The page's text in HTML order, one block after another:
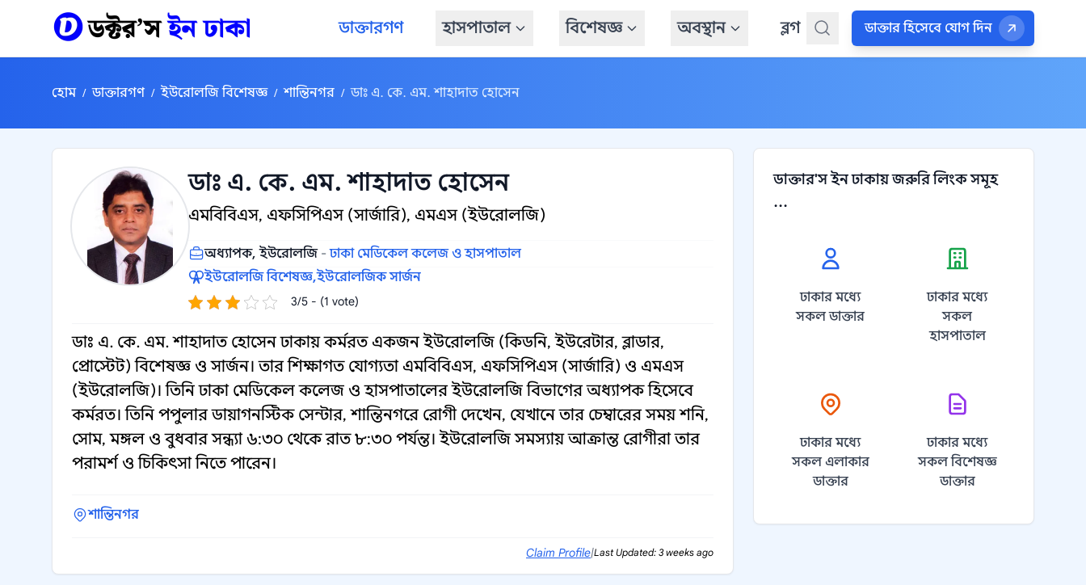
ডাক্তারগণ হাসপাতাল বিশেষজ্ঞ অবস্থান ব্লগ ডাক্তার হিসেবে যোগ দিন
হোম / ডাক্তারগণ / ইউরোলজি বিশেষজ্ঞ / শান্তিনগর / ডাঃ এ. কে. এম. শাহাদাত হোসেন
ডাঃ এ. কে. এম. শাহাদাত হোসেন
এমবিবিএস, এফসিপিএস (সার্জারি), এমএস (ইউরোলজি)
অধ্যাপক, ইউরোলজি -ঢাকা মেডিকেল কলেজ ও হাসপাতাল
ইউরোলজি বিশেষজ্ঞ,ইউরোলজিক সার্জন
3/5 - (1 vote)
ডাঃ এ. কে. এম. শাহাদাত হোসেন ঢাকায় কর্মরত একজন ইউরোলজি (কিডনি, ইউরেটার, ব্লাডার,
প্রোস্টেট) বিশেষজ্ঞ ও সার্জন। তার শিক্ষাগত যোগ্যতা এমবিবিএস, এফসিপিএস (সার্জারি) ও এমএস
(ইউরোলজি)। তিনি ঢাকা মেডিকেল কলেজ ও হাসপাতালের ইউরোলজি বিভাগের অধ্যাপক হিসেবে
কর্মরত। তিনি পপুলার ডায়াগনস্টিক সেন্টার, শান্তিনগরে রোগী দেখেন, যেখানে তার চেম্বারের সময় শনি,
সোম, মঙ্গল ও বুধবার সন্ধ্যা ৬:৩০ থেকে রাত ৮:৩০ পর্যন্ত। ইউরোলজি সমস্যায় আক্রান্ত রোগীরা তার
পরামর্শ ও চিকিৎসা নিতে পারেন।
শান্তিনগর
Claim Profile|Last Updated: 3 weeks ago
ডাক্তার'স ইন ঢাকায় জরুরি লিংক সমূহ
...
ঢাকার মধ্যে
সকল ডাক্তার
ঢাকার মধ্যে
সকল
হাসপাতাল
ঢাকার মধ্যে
সকল এলাকার
ডাক্তার
ঢাকার মধ্যে
সকল বিশেষজ্ঞ
ডাক্তার